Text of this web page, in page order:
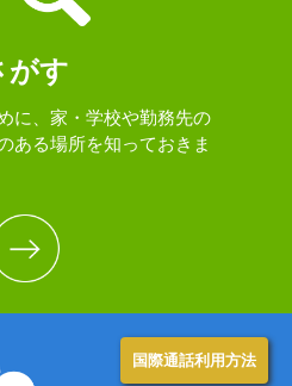
がす
に、家・学校や勤務先の
ある場所を知っておきま
国際通話利用方法